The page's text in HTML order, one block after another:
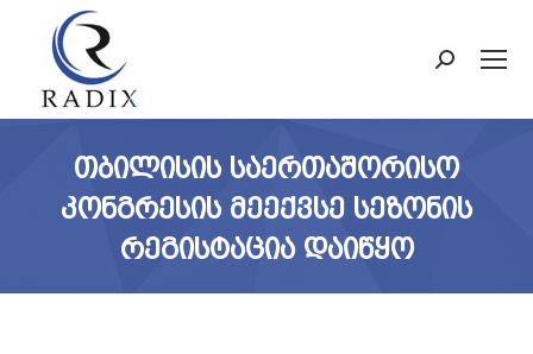
Search:
ᲗᲑᲘᲚᲘᲡᲘᲡ ᲡᲐᲔᲠᲗᲐᲨᲝᲠᲘᲡᲝ
ᲙᲝᲜᲒᲠᲔᲡᲘᲡ ᲛᲔᲔᲥᲕᲡᲔ ᲡᲔᲖᲝᲜᲘᲡ
ᲠᲔᲒᲘᲡᲢᲐᲪᲘᲐ ᲓᲐᲘᲬᲧᲝ